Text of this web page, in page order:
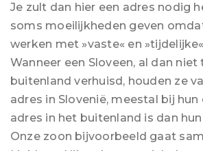
Je zult dan hier een adres nodig
soms moeilijkheden geven
werken met »vaste« en
Wanneer een Sloveen, al dan
buitenland verhuisd, houden ze
adres in Slovenië, meestal bij hun
adres in het buitenland is dan
Onze zoon bijvoorbeeld gaat